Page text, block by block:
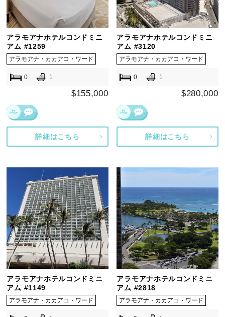
アラモアナホテルコンドミニ
アム #1259
アラモアナ・カカアコ・ワード
0 1
$155,000
詳細はこちら
アラモアナホテルコンドミニ
アム #3120
アラモアナ・カカアコ・ワード
0 1
$280,000
詳細はこちら
アラモアナホテルコンドミニ
アム #1149
アラモアナ・カカアコ・ワード
アラモアナホテルコンドミニ
アム #2818
アラモアナ・カカアコ・ワード